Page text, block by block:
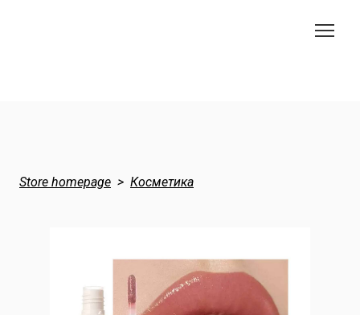
Store homepage Косметика